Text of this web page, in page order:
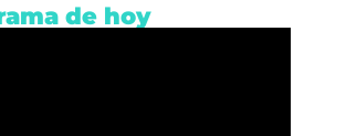
de hoy